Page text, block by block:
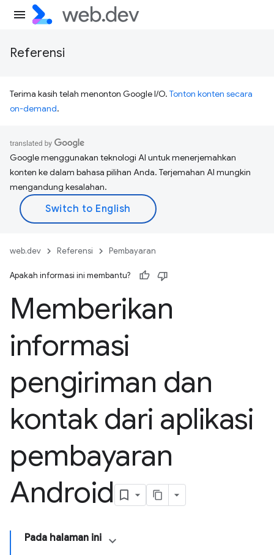
Referensi
Terima kasih telah menonton Google I/O. Tonton konten secara
on-demand.
Google menggunakan teknologi AI untuk menerjemahkan
konten ke dalam bahasa pilihan Anda. Terjemahan AI mungkin
mengandung kesalahan.
web.dev Referensi Pembayaran
Apakah informasi ini membantu?
Memberikan
informasi
pengiriman dan
kontak dari aplikasi
pembayaran
Android
Pada halaman ini